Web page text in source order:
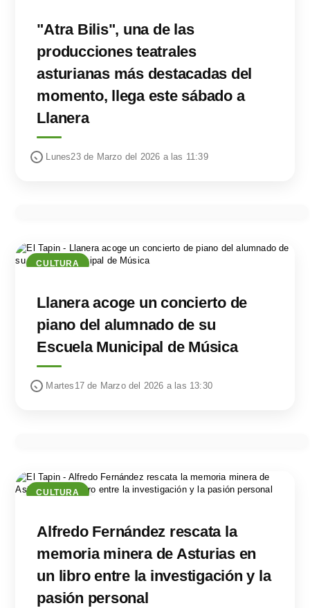
"Atra Bilis", una de las
producciones teatrales
asturianas más destacadas del
momento, llega este sábado a
Llanera
Lunes23 de Marzo del 2026 a las 11:39
CULTURA
Llanera acoge un concierto de
piano del alumnado de su
Escuela Municipal de Música
Martes17 de Marzo del 2026 a las 13:30
CULTURA
Alfredo Fernández rescata la
memoria minera de Asturias en
un libro entre la investigación y la
pasión personal